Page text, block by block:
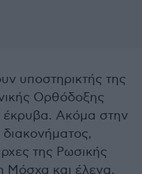
υποστηρικτής της
Ορθόδοξης
έκρυβα. Ακόμα στην
της Ρωσικής
Μόσχα και έλεγα,